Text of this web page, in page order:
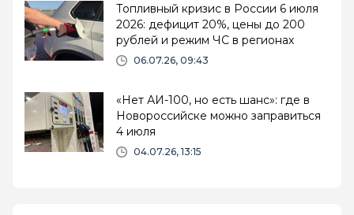
Топливный кризис в России 6 июля
2026: дефицит 20%, цены до 200
рублей и режим ЧС в регионах
06.07.26, 09:43
«Нет АИ-100, но есть шанс»: где в
Новороссийске можно заправиться
4 июля
04.07.26, 13:15